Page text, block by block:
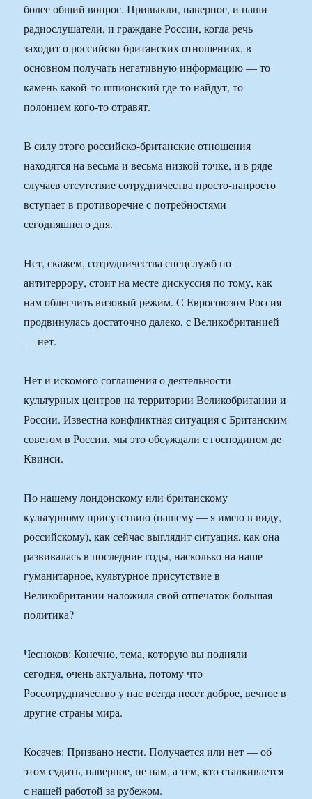
более общий вопрос. Привыкли, наверное, и наши
радиослушатели, и граждане России, когда речь
заходит о российско-британских отношениях, в
основном получать негативную информацию — то
камень какой-то шпионский где-то найдут, то
полонием кого-то отравят.
В силу этого российско-британские отношения
находятся на весьма и весьма низкой точке, и в ряде
случаев отсутствие сотрудничества просто-напросто
вступает в противоречие с потребностями
сегодняшнего дня.
Нет, скажем, сотрудничества спецслужб по
антитеррору, стоит на месте дискуссия по тому, как
нам облегчить визовый режим. С Евросоюзом Россия
продвинулась достаточно далеко, с Великобританией
— нет.
Нет и искомого соглашения о деятельности
культурных центров на территории Великобритании и
России. Известна конфликтная ситуация с Британским
советом в России, мы это обсуждали с господином де
Квинси.
По нашему лондонскому или британскому
культурному присутствию (нашему — я имею в виду,
российскому), как сейчас выглядит ситуация, как она
развивалась в последние годы, насколько на наше
гуманитарное, культурное присутствие в
Великобритании наложила свой отпечаток большая
политика?
Чесноков: Конечно, тема, которую вы подняли
сегодня, очень актуальна, потому что
Россотрудничество у нас всегда несет доброе, вечное в
другие страны мира.
Косачев: Призвано нести. Получается или нет — об
этом судить, наверное, не нам, а тем, кто сталкивается
с нашей работой за рубежом.